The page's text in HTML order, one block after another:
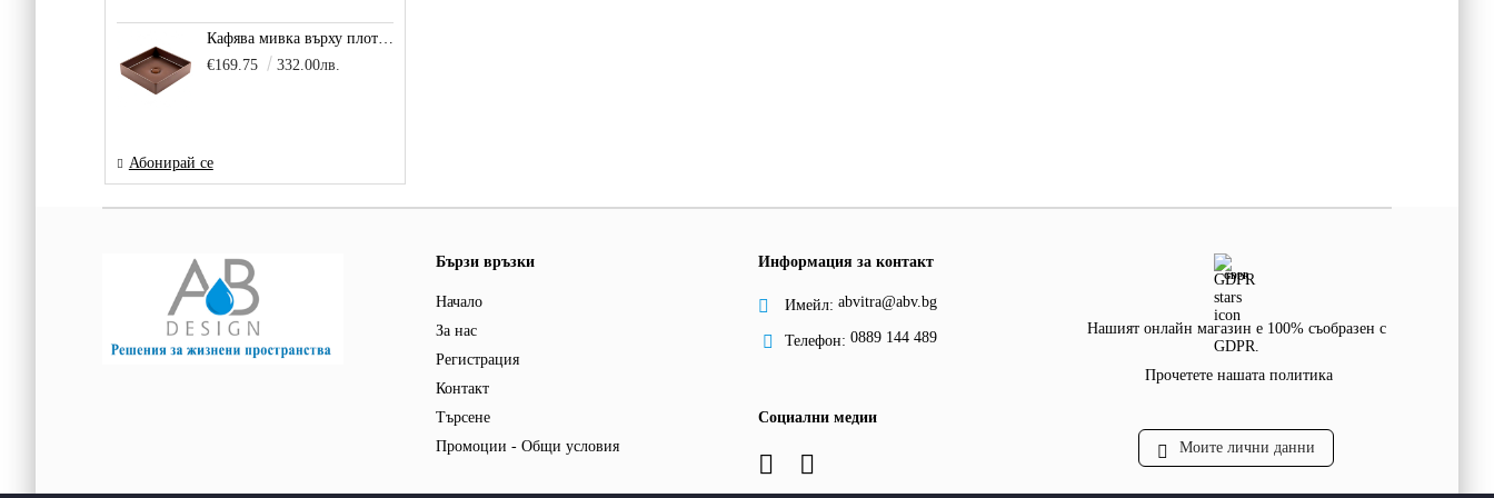
Кафява мивка върху плот за баня и тоалетна Decente, цвят - карамел
€169.75
332.00лв.
Абонирай се
Бързи връзки
Начало
За нас
Регистрация
Контакт
Търсене
Промоции - Общи условия
Информация за контакт
Имейл: abvitra@abv.bg
Телефон: 0889 144 489
Социални медии
GDPR
Нашият онлайн магазин е 100% съобразен с
GDPR.
Прочетете нашата политика
Моите лични данни